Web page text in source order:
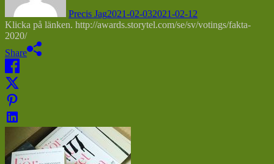
Precis Jag2021-02-032021-02-12
Klicka på länken. http://awards.storytel.com/se/sv/votings/fakta-
2020/
Share